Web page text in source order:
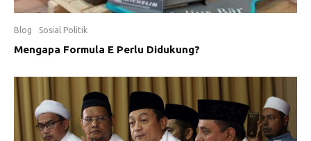
Blog Sosial Politik
Mengapa Formula E Perlu Didukung?